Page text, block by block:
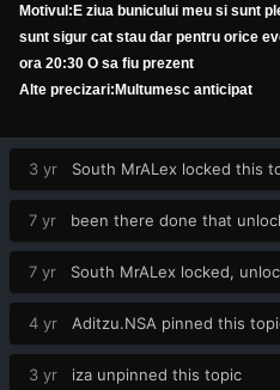
Motivul:E ziua bunicului meu si sunt
sunt sigur cat stau dar pentru orice
ora 20:30 O sa fiu prezent
Alte precizari:Multumesc anticipat
3 yr South MrALex locked this
7 yr been there done that
7 yr South MrALex locked,
4 yr Aditzu.NSA pinned this
3 yr iza unpinned this topic